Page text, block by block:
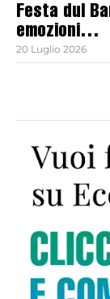
Festa dul
emozioni…
20 Luglio 2026